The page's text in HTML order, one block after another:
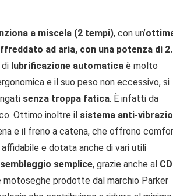
a miscela (2 tempi), con un’
ad aria, con una potenza di
lubrificazione automatica è molto
e il suo peso non eccessivo, si
senza troppa fatica. È infatti da
Ottimo inoltre il sistema anti-
e il freno a catena, che offrono
e dotata anche di vari utili
semplice, grazie anche al
motoseghe prodotte dal marchio Parker